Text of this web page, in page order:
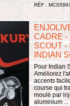
RÉF :
CADRE -
SCOUT -
INDIAN
Pour Indian
Améliorez
accents
course qui
moulé par
aluminium ...